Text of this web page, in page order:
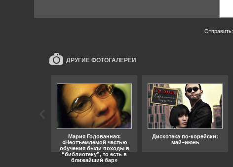
Отправить:
ДРУГИЕ ФОТОГАЛЕРЕИ
Мария Годованная:
«Неотъемлемой частью
обучения были походы в
“библиотеку”, то есть в
ближайший бар»
Дискотека по-корейски:
май–июнь